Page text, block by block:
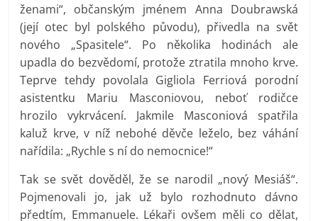
ženami“, občanským jménem Anna Doubrawská
(její otec byl polského původu), přivedla na svět
nového „Spasitele“. Po několika hodinách ale
upadla do bezvědomí, protože ztratila mnoho krve.
Teprve tehdy povolala Gigliola Ferriová porodní
asistentku Mariu Masconiovou, neboť rodičce
hrozilo vykrvácení. Jakmile Masconiová spatřila
kaluž krve, v níž nebohé děvče leželo, bez váhání
nařídila: „Rychle s ní do nemocnice!“
Tak se svět dověděl, že se narodil „nový Mesiáš“.
Pojmenovali jo, jak už bylo rozhodnuto dávno
předtím, Emmanuele. Lékaři ovšem měli co dělat,